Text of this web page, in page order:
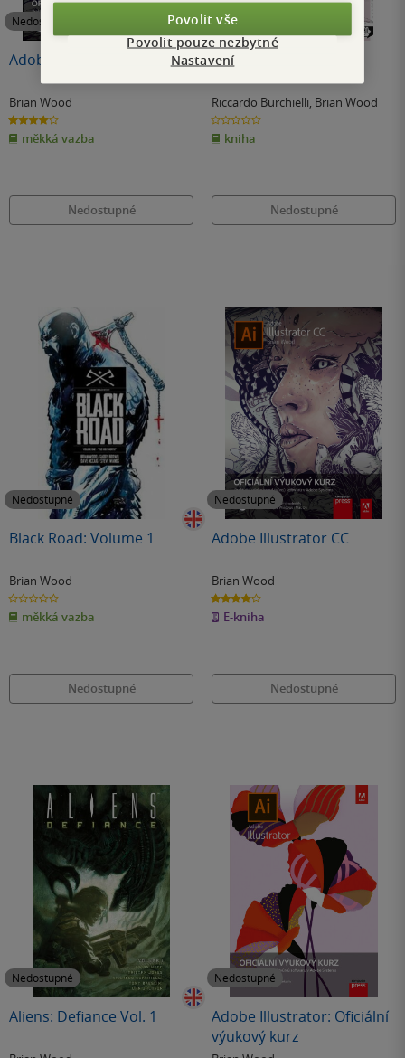
Nedostupné
Adobe Illustrator CC
Brian Wood
4.0
z
5
hvězdiček
měkká vazba
Nedostupné
Nedostupné
DMZ 6: Krvavé volby
Riccardo Burchielli, Brian Wood
0.0
z
5
hvězdiček
kniha
Nedostupné
Nedostupné
Black Road: Volume 1
Brian Wood
0.0
z
5
hvězdiček
měkká vazba
Nedostupné
Nedostupné
Adobe Illustrator CC
Brian Wood
4.0
z
5
hvězdiček
E-kniha
Nedostupné
Nedostupné
Aliens: Defiance Vol. 1
Nedostupné
Adobe Illustrator: Oficiální
výukový kurz
Povolit vše
Povolit pouze nezbytné
Nastavení